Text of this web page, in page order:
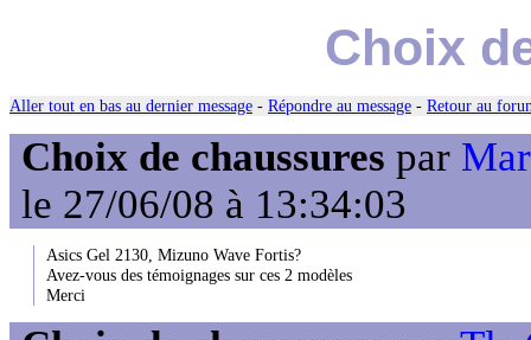
Choix
Aller tout en bas au dernier message - Répondre au message - Retour au
Choix de chaussures par
le 27/06/08 à 13:34:03
Asics Gel 2130, Mizuno Wave Fortis?
Avez-vous des témoignages sur ces 2 modèles
Merci